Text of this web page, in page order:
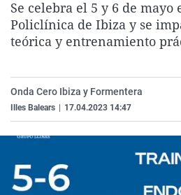
Se celebra el 5 y 6 de mayo
Policlínica de Ibiza y se
teórica y entrenamiento
Onda Cero Ibiza y Formentera
Illes Balears 17.04.2023 14:47